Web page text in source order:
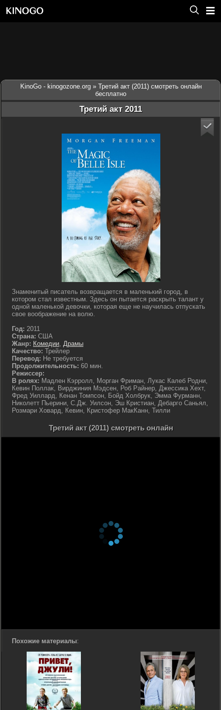
KinoGo - kinogozone.org » Третий акт (2011) смотреть онлайн
бесплатно
Третий акт 2011
Знаменитый писатель возвращается в маленький город, в
котором стал известным. Здесь он пытается раскрыть талант у
одной маленькой девочки, которая еще не научилась отпускать
свое воображение на волю.
Год: 2011
Страна: США
Жанр: Комедии, Драмы
Качество: Трейлер
Перевод: Не требуется
Продолжительность: 60 мин.
Режиссер:
В ролях: Мадлен Кэрролл, Морган Фриман, Лукас Калеб Родни,
Кевин Поллак, Вирджиния Мэдсен, Роб Райнер, Джессика Хехт,
Фред Уиллард, Кенан Томпсон, Бойд Холбрук, Эмма Фурманн,
Николетт Пьерини, С.Дж. Уилсон, Эш Кристиан, Дебарго Саньял,
Розмари Ховард, Кевин, Кристофер МакКанн, Тилли
Третий акт (2011) смотреть онлайн
Похожие материалы: